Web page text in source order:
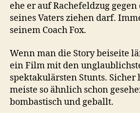
ehe er auf Rachefeldzug
seines Vaters ziehen darf.
seinem Coach Fox.
Wenn man die Story beiseite
ein Film mit den
spektakulärsten Stunts. Sicher
meiste so ähnlich schon
bombastisch und geballt.